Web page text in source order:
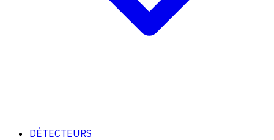
DÉTECTEURS